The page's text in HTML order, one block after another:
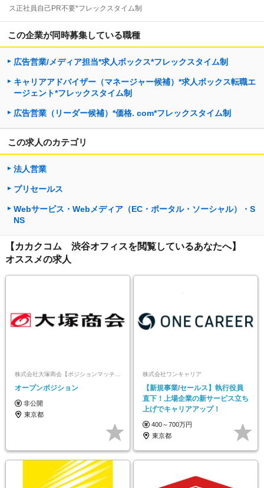
ス正社員自己PR不要*フレックスタイム制
この企業が同時募集している職種
広告営業/メディア担当*求人ボックス*フレックスタイム制
キャリアアドバイザー（マネージャー候補）*求人ボックス転職エ
ージェント*フレックスタイム制
広告営業（リーダー候補）*価格. com*フレックスタイム制
この求人のカテゴリ
法人営業
プリセールス
Webサービス・Webメディア（EC・ポータル・ソーシャル）・S
NS
【カカクコム 渋谷オフィスを閲覧しているあなたへ】
オススメの求人
株式会社大塚商会【ポジションマッチ登録】
オープンポジション
非公開
東京都
株式会社ワンキャリア
【新規事業/セールス】執行役員
直下！上場企業の新サービス立ち
上げでキャリアアップ！
400～700万円
東京都